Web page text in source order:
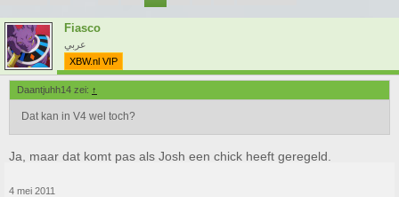
Fiasco
عربي
XBW.nl VIP
Daantjuhh14 zei: ↑
Dat kan in V4 wel toch?
Ja, maar dat komt pas als Josh een chick heeft geregeld.
4 mei 2011